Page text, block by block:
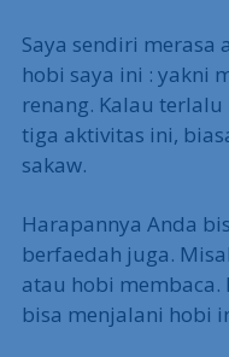
Saya sendiri merasa
hobi saya ini : yakni
renang. Kalau
tiga aktivitas ini,
sakaw.
Harapannya Anda
berfaedah juga.
atau hobi
bisa menjalani hobi